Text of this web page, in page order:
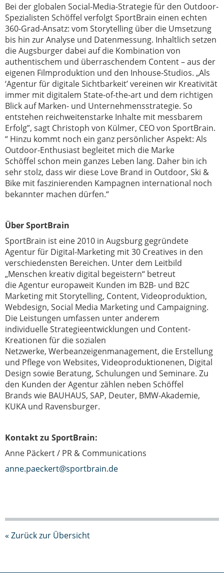
Bei der globalen Social-Media-Strategie für den Outdoor-
Spezialisten Schöffel verfolgt SportBrain einen echten
360-Grad-Ansatz: vom Storytelling über die Umsetzung
bis hin zur Analyse und Datenmessung. Inhaltlich setzen
dieAugsburger dabei auf die Kombination von
authentischem und überraschendem Content – aus der
eigenen Filmproduktion und den Inhouse-Studios. „Als
‘Agentur für digitale Sichtbarkeit’ vereinen wir Kreativität
immer mit digitalem State-of-the-art und dem richtigen
Blick auf Marken- und Unternehmensstrategie. So
entstehen reichweitenstarke Inhalte mit messbarem
Erfolg”, sagt Christoph von Külmer, CEO von SportBrain.
“ Hinzu kommt noch ein ganz persönlicher Aspekt: Als
Outdoor-Enthusiast begleitet mich die Marke
Schöffel schon mein ganzes Leben lang. Daher bin ich
sehr stolz, dass wir diese Love Brand in Outdoor, Ski &
Bike mit faszinierenden Kampagnen international noch
bekannter machen dürfen.“
Über SportBrain
SportBrain ist eine 2010 in Augsburg gegründete
Agentur für Digital-Marketing mit 30 Creatives in den
verschiedensten Bereichen. Unter dem Leitbild
„Menschen kreativ digital begeistern“ betreut
dieAgentur europaweit Kunden im B2B- und B2C
Marketing mit Storytelling, Content, Videoproduktion,
Webdesign, Social Media Marketing und Campaigning.
Die Leistungen umfassen unter anderem
individuelleStrategieentwicklungen und Content-
Kreationen für die sozialen
Netzwerke, Werbeanzeigenmanagement, die Erstellung
und Pflege von Websites, Videoproduktionenen, Digital
Design sowie Beratung, Schulungen und Seminare. Zu
den Kunden der Agentur zählen neben Schöffel
Brands wie BAUHAUS, SAP, Deuter, BMW-Akademie,
KUKA und Ravensburger.
Kontakt zu SportBrain:
Anne Päckert / PR & Communications
anne.paeckert@sportbrain.de
« Zurück zur Übersicht